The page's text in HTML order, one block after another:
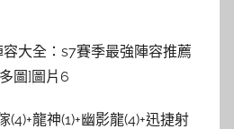
龍神(1)+幽影龍(4)+迅捷射